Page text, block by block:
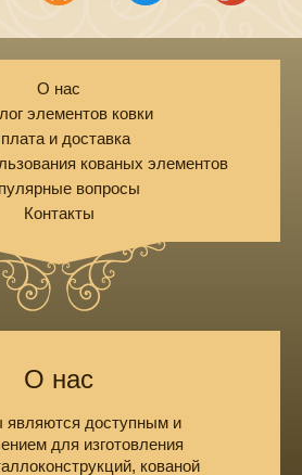
О нас
элементов ковки
и доставка
кованых элементов
вопросы
Контакты
О нас
являются доступным и
для изготовления
кованой